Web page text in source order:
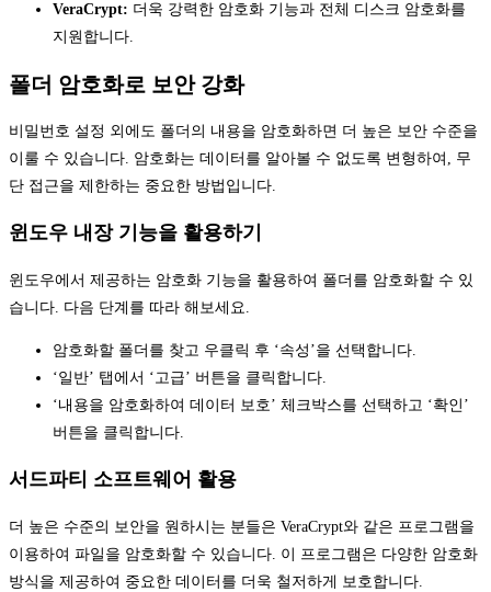
VeraCrypt: 더욱 강력한 암호화 기능과 전체 디스크 암호화를
지원합니다.
폴더 암호화로 보안 강화
비밀번호 설정 외에도 폴더의 내용을 암호화하면 더 높은 보안 수준을
이룰 수 있습니다. 암호화는 데이터를 알아볼 수 없도록 변형하여, 무
단 접근을 제한하는 중요한 방법입니다.
윈도우 내장 기능을 활용하기
윈도우에서 제공하는 암호화 기능을 활용하여 폴더를 암호화할 수 있
습니다. 다음 단계를 따라 해보세요.
암호화할 폴더를 찾고 우클릭 후 ‘속성’을 선택합니다.
‘일반’ 탭에서 ‘고급’ 버튼을 클릭합니다.
‘내용을 암호화하여 데이터 보호’ 체크박스를 선택하고 ‘확인’
버튼을 클릭합니다.
서드파티 소프트웨어 활용
더 높은 수준의 보안을 원하시는 분들은 VeraCrypt와 같은 프로그램을
이용하여 파일을 암호화할 수 있습니다. 이 프로그램은 다양한 암호화
방식을 제공하여 중요한 데이터를 더욱 철저하게 보호합니다.